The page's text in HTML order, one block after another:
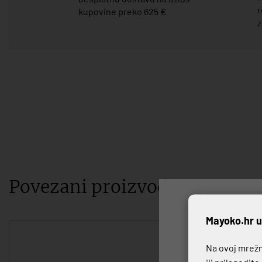
kupovine preko 625 €
Povezani proizvodi
Mayoko.hr
Na ovoj